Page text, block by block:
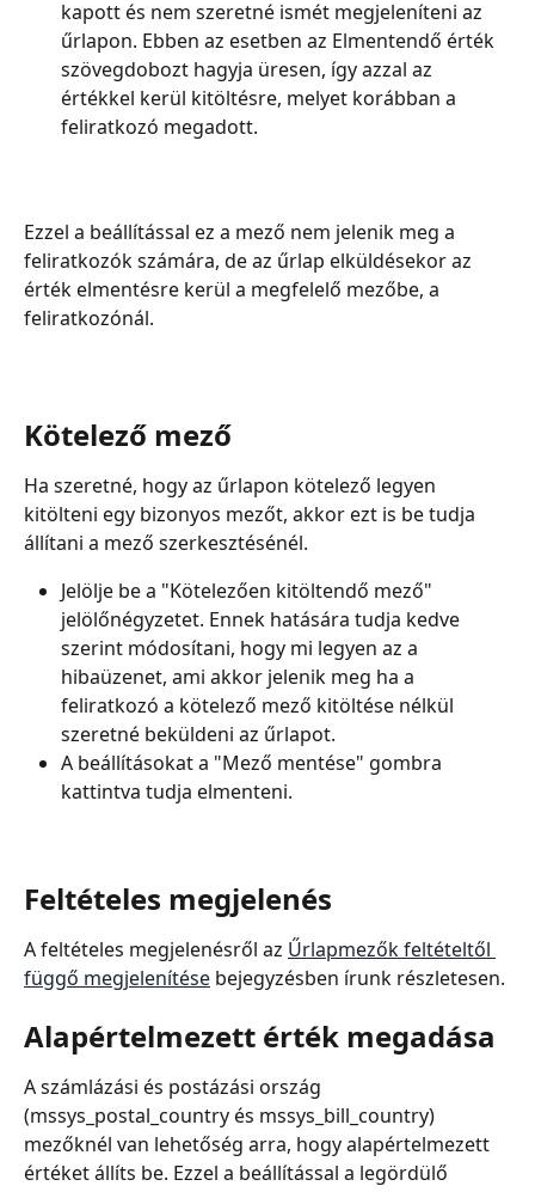
kapott és nem szeretné ismét megjeleníteni az
űrlapon. Ebben az esetben az Elmentendő érték
szövegdobozt hagyja üresen, így azzal az
értékkel kerül kitöltésre, melyet korábban a
feliratkozó megadott.
Ezzel a beállítással ez a mező nem jelenik meg a
feliratkozók számára, de az űrlap elküldésekor az
érték elmentésre kerül a megfelelő mezőbe, a
feliratkozónál.
Kötelező mező
Ha szeretné, hogy az űrlapon kötelező legyen
kitölteni egy bizonyos mezőt, akkor ezt is be tudja
állítani a mező szerkesztésénél.
Jelölje be a "Kötelezően kitöltendő mező"
jelölőnégyzetet. Ennek hatására tudja kedve
szerint módosítani, hogy mi legyen az a
hibaüzenet, ami akkor jelenik meg ha a
feliratkozó a kötelező mező kitöltése nélkül
szeretné beküldeni az űrlapot.
A beállításokat a "Mező mentése" gombra
kattintva tudja elmenteni.
Feltételes megjelenés
A feltételes megjelenésről az Űrlapmezők feltételtől
függő megjelenítése bejegyzésben írunk részletesen.
Alapértelmezett érték megadása
A számlázási és postázási ország
(mssys_postal_country és mssys_bill_country)
mezőknél van lehetőség arra, hogy alapértelmezett
értéket állíts be. Ezzel a beállítással a legördülő